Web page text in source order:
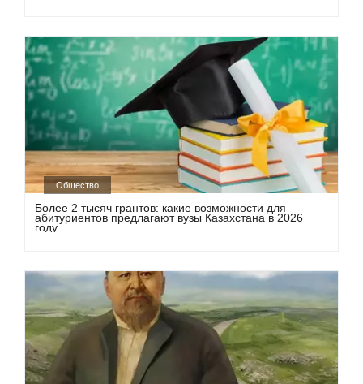
Общество
Более 2 тысяч грантов: какие возможности для
абитуриентов предлагают вузы Казахстана в 2026
году